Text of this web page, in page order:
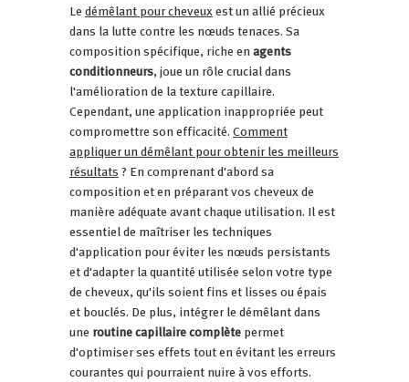
Ledémêlant pour cheveuxest un allié précieux
dans la lutte contre les nœuds tenaces. Sa
composition spécifique, riche enagents
conditionneurs, joue un rôle crucial dans
l'amélioration de la texture capillaire.
Cependant, une application inappropriée peut
compromettre son efficacité.Comment
appliquer un démêlant pour obtenir les meilleurs
résultats? En comprenant d'abord sa
composition et en préparant vos cheveux de
manière adéquate avant chaque utilisation. Il est
essentiel de maîtriser les techniques
d'application pour éviter les nœuds persistants
et d'adapter la quantité utilisée selon votre type
de cheveux, qu'ils soient fins et lisses ou épais
et bouclés. De plus, intégrer le démêlant dans
une routine capillaire complètepermet
d'optimiser ses effets tout en évitant les erreurs
courantes qui pourraient nuire à vos efforts.